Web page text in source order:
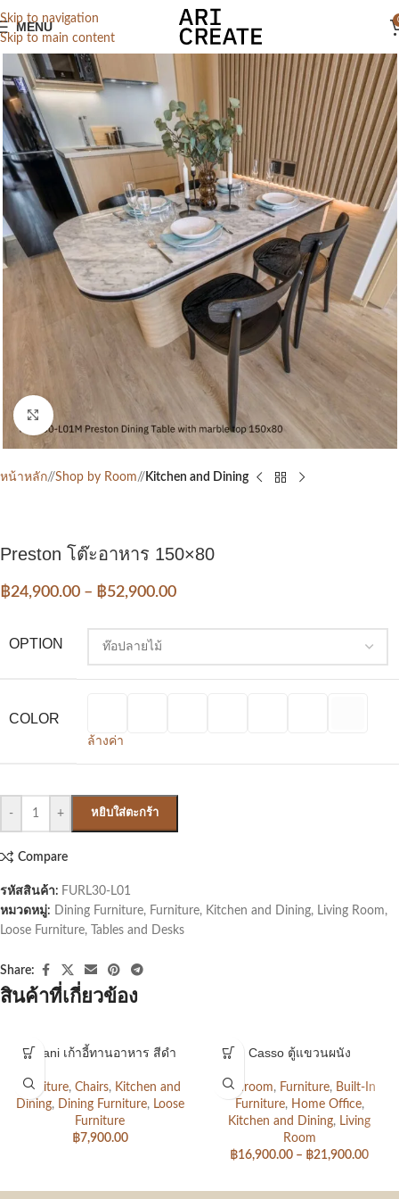
Skip to navigation
Skip to main content
MENU
Click to enlarge
หน้าหลัก/ Shop by Room/ Kitchen and Dining
Preston โต๊ะอาหาร 150×80
฿24,900.00 – ฿52,900.00
OPTION
COLOR
ล้างค่า
- + หยิบใส่ตะกร้า
Compare
รหัสสินค้า: FURL30-L01
หมวดหมู่: Dining Furniture, Furniture, Kitchen and Dining, Living Room,
Loose Furniture, Tables and Desks
Share:
สินค้าที่เกี่ยวข้อง
Amani เก้าอี้ทานอาหาร สีดำ
Furniture, Chairs, Kitchen and
Dining, Dining Furniture, Loose
Furniture
฿7,900.00
Casso ตู้แขวนผนัง
Bedroom, Furniture, Built-In
Furniture, Home Office,
Kitchen and Dining, Living
Room
฿16,900.00 – ฿21,900.00